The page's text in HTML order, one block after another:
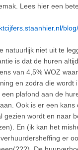
Lees hier een
natuurlijk niet uit te
is dat de huren
van 4,5% WOZ
en zodra die wordt
een plafond aan de
Ook is er een kans
gezien wordt en naar
En (ik kan het
er